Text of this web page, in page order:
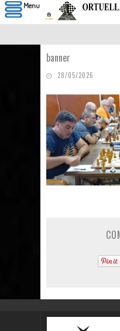
banner
28/05/2026
Menu